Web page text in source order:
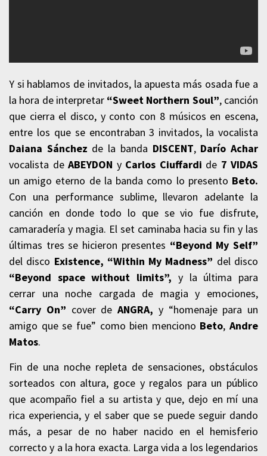
Y si hablamos de invitados, la apuesta más osada fue a
la hora de interpretar “Sweet Northern Soul”, canción
que cierra el disco, y conto con 8 músicos en escena,
entre los que se encontraban 3 invitados, la vocalista
Daiana Sánchez de la banda DISCENT, Darío Achar
vocalista de ABEYDON y Carlos Ciuffardi de 7 VIDAS
un amigo eterno de la banda como lo presento Beto.
Con una performance sublime, llevaron adelante la
canción en donde todo lo que se vio fue disfrute,
camaradería y magia. El set caminaba hacia su fin y las
últimas tres se hicieron presentes “Beyond My Self”
del disco Existence, “Within My Madness” del disco
“Beyond space without limits”, y la última para
cerrar una noche cargada de magia y emociones,
“Carry On” cover de ANGRA, y “homenaje para un
amigo que se fue” como bien menciono Beto, Andre
Matos.
Fin de una noche repleta de sensaciones, obstáculos
sorteados con altura, goce y regalos para un público
que acompaño fiel a su artista y que, dejo en mí una
rica experiencia, y el saber que se puede seguir dando
más, a pesar de no haber nacido en el hemisferio
correcto y a la hora exacta. Larga vida a los legendarios